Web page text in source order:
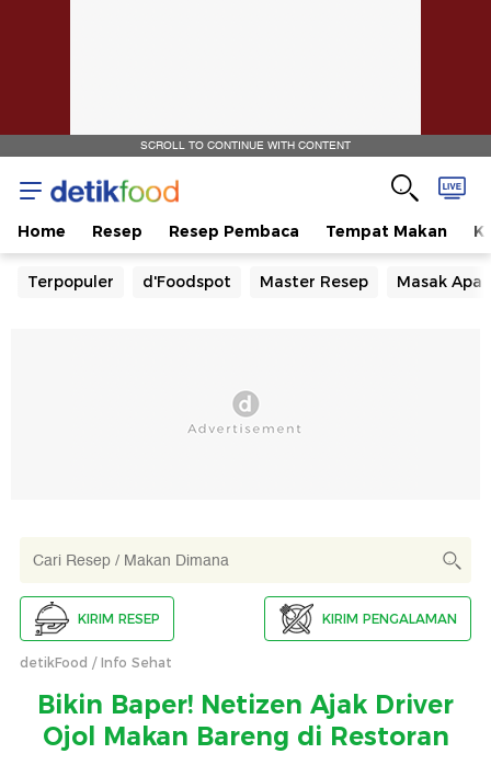
SCROLL TO CONTINUE WITH CONTENT
Home Resep Resep Pembaca Tempat Makan
Terpopuler d'Foodspot Master Resep Masak Apa
KIRIM RESEP KIRIM PENGALAMAN
detikFood Info Sehat
Bikin Baper! Netizen Ajak Driver
Ojol Makan Bareng di Restoran